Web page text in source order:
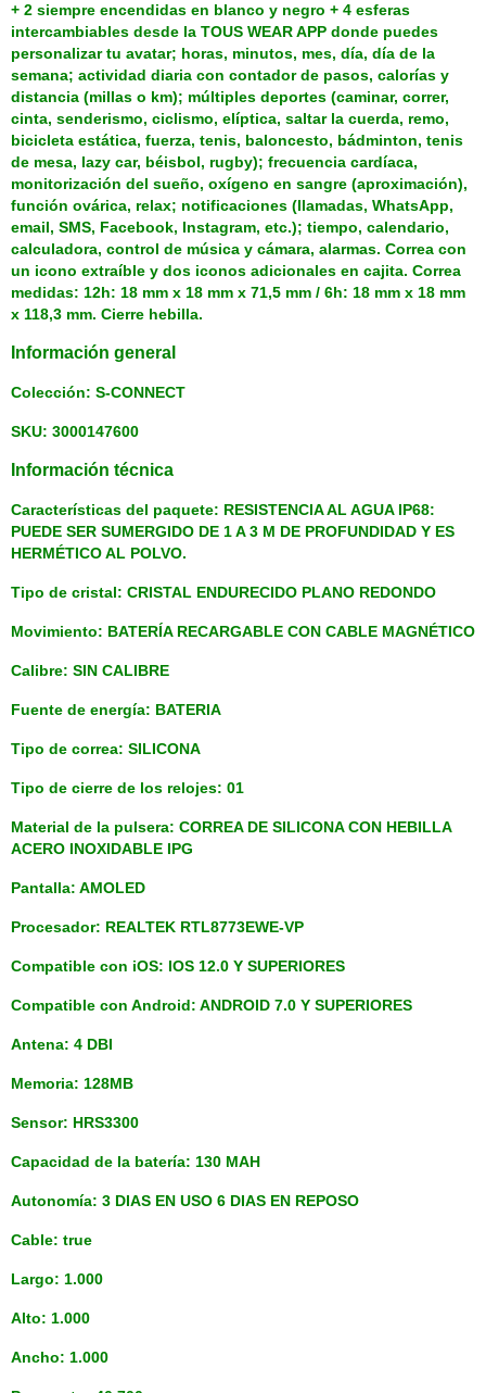
+ 2 siempre encendidas en blanco y negro + 4 esferas
intercambiables desde la TOUS WEAR APP donde puedes
personalizar tu avatar; horas, minutos, mes, día, día de la
semana; actividad diaria con contador de pasos, calorías y
distancia (millas o km); múltiples deportes (caminar, correr,
cinta, senderismo, ciclismo, elíptica, saltar la cuerda, remo,
bicicleta estática, fuerza, tenis, baloncesto, bádminton, tenis
de mesa, lazy car, béisbol, rugby); frecuencia cardíaca,
monitorización del sueño, oxígeno en sangre (aproximación),
función ovárica, relax; notificaciones (llamadas, WhatsApp,
email, SMS, Facebook, Instagram, etc.); tiempo, calendario,
calculadora, control de música y cámara, alarmas. Correa con
un icono extraíble y dos iconos adicionales en cajita. Correa
medidas: 12h: 18 mm x 18 mm x 71,5 mm / 6h: 18 mm x 18 mm
x 118,3 mm. Cierre hebilla.
Información general
Colección: S-CONNECT
SKU: 3000147600
Información técnica
Características del paquete: RESISTENCIA AL AGUA IP68:
PUEDE SER SUMERGIDO DE 1 A 3 M DE PROFUNDIDAD Y ES
HERMÉTICO AL POLVO.
Tipo de cristal: CRISTAL ENDURECIDO PLANO REDONDO
Movimiento: BATERÍA RECARGABLE CON CABLE MAGNÉTICO
Calibre: SIN CALIBRE
Fuente de energía: BATERIA
Tipo de correa: SILICONA
Tipo de cierre de los relojes: 01
Material de la pulsera: CORREA DE SILICONA CON HEBILLA
ACERO INOXIDABLE IPG
Pantalla: AMOLED
Procesador: REALTEK RTL8773EWE-VP
Compatible con iOS: IOS 12.0 Y SUPERIORES
Compatible con Android: ANDROID 7.0 Y SUPERIORES
Antena: 4 DBI
Memoria: 128MB
Sensor: HRS3300
Capacidad de la batería: 130 MAH
Autonomía: 3 DIAS EN USO 6 DIAS EN REPOSO
Cable: true
Largo: 1.000
Alto: 1.000
Ancho: 1.000